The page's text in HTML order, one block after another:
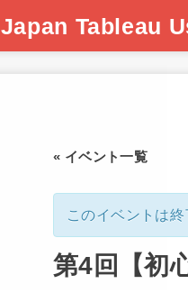
Japan Tableau
« イベント一覧
このイベントは終
第4回【初